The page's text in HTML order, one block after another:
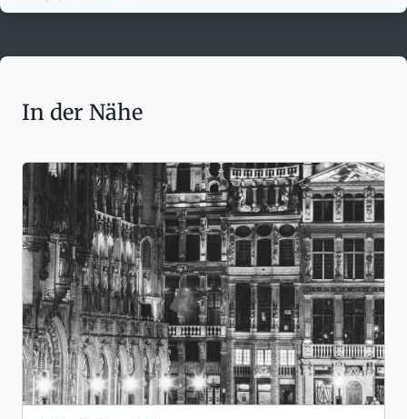
In der Nähe